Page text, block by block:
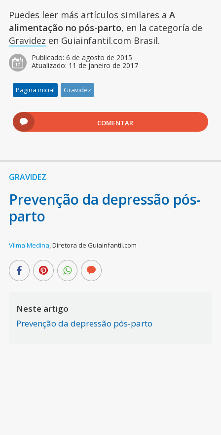
Puedes leer más artículos similares a A
alimentação no pós-parto, en la categoría de
Gravidez en Guiainfantil.com Brasil.
Publicado: 6 de agosto de 2015
Atualizado: 11 de janeiro de 2017
Pagina inicial Gravidez
COMENTAR
GRAVIDEZ
Prevenção da depressão pós-
parto
Vilma Medina,Diretora de Guiainfantil.com
Neste artigo
Prevenção da depressão pós-parto